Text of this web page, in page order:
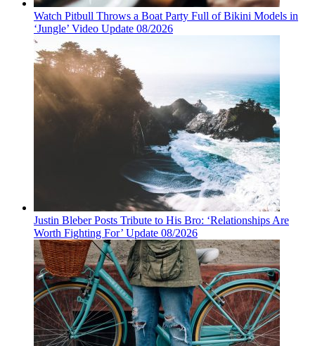
Watch Pitbull Throws a Boat Party Full of Bikini Models in
‘Jungle’ Video Update 08/2026
Justin Bleber Posts Tribute to His Bro: ‘Relationships Are
Worth Fighting For’ Update 08/2026